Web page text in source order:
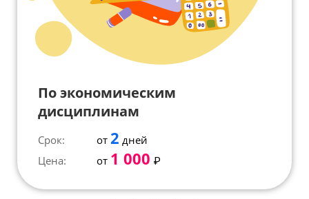
По экономическим
дисциплинам
Срок: от 2 дней
Цена:
от 1 000 ₽